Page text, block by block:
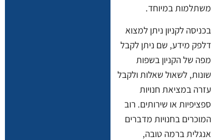
משתלמות במיוחד.
בכניסה לקניון ניתן למצוא
דלפק מידע, שם ניתן לקבל
מפה של הקניון בשפות
שונות, לשאול שאלות ולקבל
עזרה במציאת חנויות
ספציפיות או שירותים. רוב
המוכרים בחנויות מדברים
אנגלית ברמה טובה,